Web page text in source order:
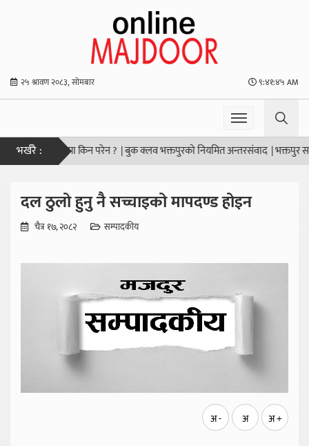
२५ श्रावण २०८३, सोमबार ९:४१:४६ AM
भर्खरै :
प्राथमिकतामा किन परेन ? |बुक क्लव भक्तपुरको नियमित अन्तरसंवाद |भक्तपुर
दल ठुलो हुनु नै सच्चाइको मापदण्ड होइन
चैत्र १७, २०८२ सम्पादकीय
अ - अ अ +